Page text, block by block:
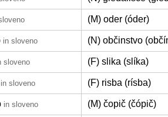
(M) oder (óder)
in sloveno (N) občinstvo
sloveno (F) slika (slíka)
in sloveno (F) risba (rísba)
in sloveno (M) čopič (čópič)